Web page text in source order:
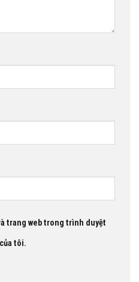
trang web trong trình duyệt
tôi.